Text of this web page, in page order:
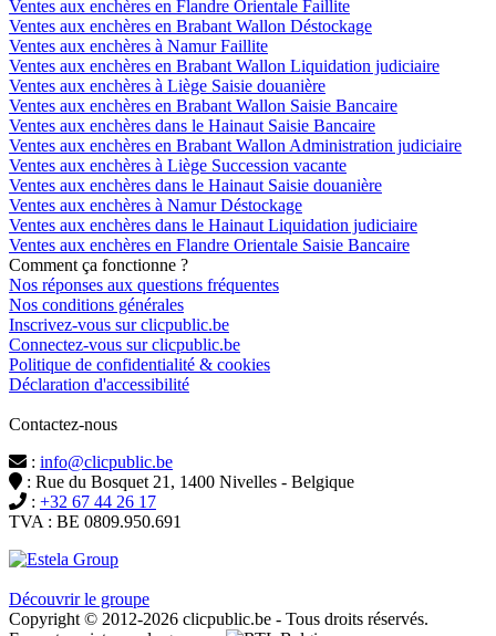
Ventes aux enchères en Flandre Orientale Faillite
Ventes aux enchères en Brabant Wallon Déstockage
Ventes aux enchères à Namur Faillite
Ventes aux enchères en Brabant Wallon Liquidation judiciaire
Ventes aux enchères à Liège Saisie douanière
Ventes aux enchères en Brabant Wallon Saisie Bancaire
Ventes aux enchères dans le Hainaut Saisie Bancaire
Ventes aux enchères en Brabant Wallon Administration judiciaire
Ventes aux enchères à Liège Succession vacante
Ventes aux enchères dans le Hainaut Saisie douanière
Ventes aux enchères à Namur Déstockage
Ventes aux enchères dans le Hainaut Liquidation judiciaire
Ventes aux enchères en Flandre Orientale Saisie Bancaire
Comment ça fonctionne ?
Nos réponses aux questions fréquentes
Nos conditions générales
Inscrivez-vous sur clicpublic.be
Connectez-vous sur clicpublic.be
Politique de confidentialité & cookies
Déclaration d'accessibilité
Contactez-nous
: info@clicpublic.be
: Rue du Bosquet 21, 1400 Nivelles - Belgique
: +32 67 44 26 17
TVA : BE 0809.950.691
Découvrir le groupe
Copyright © 2012-2026 clicpublic.be - Tous droits réservés.